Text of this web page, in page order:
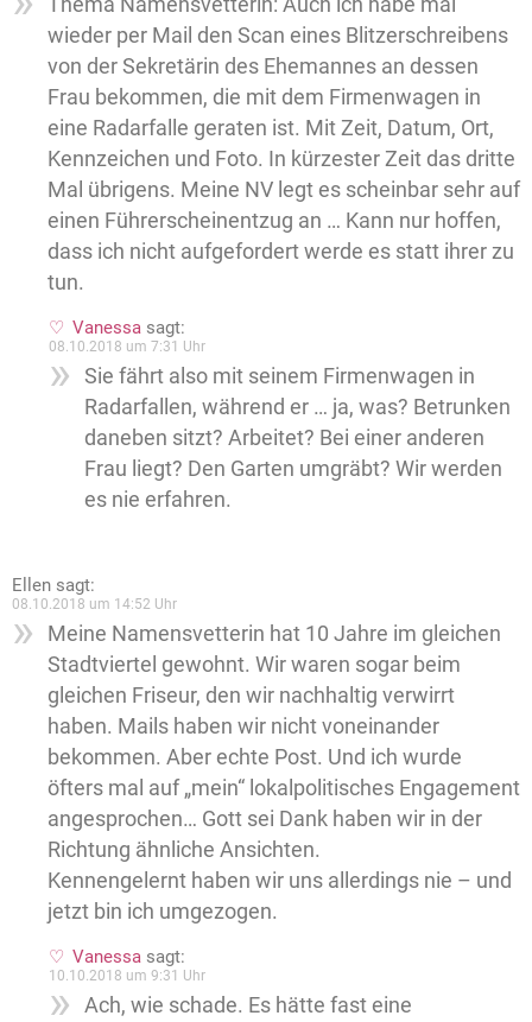
wieder per Mail den Scan eines Blitzerschreibens
von der Sekretärin des Ehemannes an dessen
Frau bekommen, die mit dem Firmenwagen in
eine Radarfalle geraten ist. Mit Zeit, Datum, Ort,
Kennzeichen und Foto. In kürzester Zeit das dritte
Mal übrigens. Meine NV legt es scheinbar sehr auf
einen Führerscheinentzug an … Kann nur hoffen,
dass ich nicht aufgefordert werde es statt ihrer zu
tun.
Vanessa sagt:
08.10.2018 um 7:31 Uhr
Sie fährt also mit seinem Firmenwagen in
Radarfallen, während er … ja, was? Betrunken
daneben sitzt? Arbeitet? Bei einer anderen
Frau liegt? Den Garten umgräbt? Wir werden
es nie erfahren.
Ellen sagt:
08.10.2018 um 14:52 Uhr
Meine Namensvetterin hat 10 Jahre im gleichen
Stadtviertel gewohnt. Wir waren sogar beim
gleichen Friseur, den wir nachhaltig verwirrt
haben. Mails haben wir nicht voneinander
bekommen. Aber echte Post. Und ich wurde
öfters mal auf „mein“ lokalpolitisches Engagement
angesprochen… Gott sei Dank haben wir in der
Richtung ähnliche Ansichten.
Kennengelernt haben wir uns allerdings nie – und
jetzt bin ich umgezogen.
Vanessa sagt:
10.10.2018 um 9:31 Uhr
Ach, wie schade. Es hätte fast eine